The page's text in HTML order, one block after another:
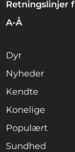
Retningslinjer
A-Å
Dyr
Nyheder
Kendte
Konelige
Populært
Sundhed